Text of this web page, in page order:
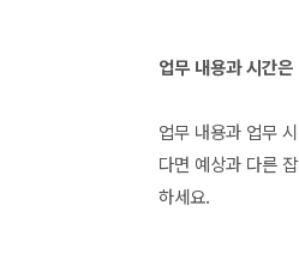
업무 내용과 시간은
업무 내용과 업무
다면 예상과 다른
하세요.